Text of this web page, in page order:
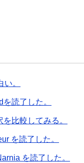
。
読了した。
比較してみる。
を読了した。
を読了した。